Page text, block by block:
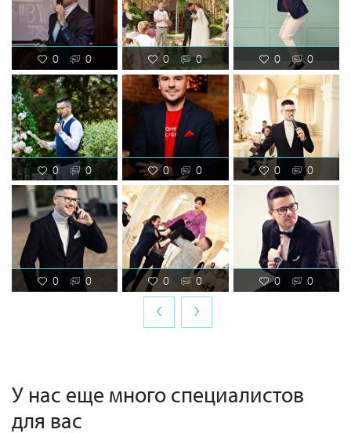
0 0 0 0 0 0
0 0 0 0 0 0
0 0 0 0 0 0
‹ ›
У нас еще много специалистов
для вас